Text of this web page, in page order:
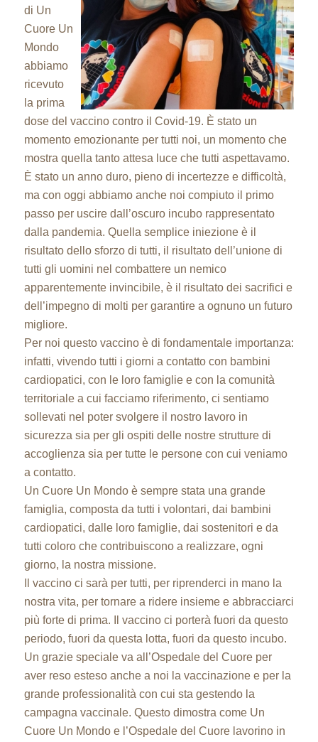
di Un
Cuore Un
Mondo
abbiamo
ricevuto
la prima
dose del vaccino contro il Covid-19. È stato un
momento emozionante per tutti noi, un momento che
mostra quella tanto attesa luce che tutti aspettavamo.
È stato un anno duro, pieno di incertezze e difficoltà,
ma con oggi abbiamo anche noi compiuto il primo
passo per uscire dall’oscuro incubo rappresentato
dalla pandemia. Quella semplice iniezione è il
risultato dello sforzo di tutti, il risultato dell’unione di
tutti gli uomini nel combattere un nemico
apparentemente invincibile, è il risultato dei sacrifici e
dell’impegno di molti per garantire a ognuno un futuro
migliore.
Per noi questo vaccino è di fondamentale importanza:
infatti, vivendo tutti i giorni a contatto con bambini
cardiopatici, con le loro famiglie e con la comunità
territoriale a cui facciamo riferimento, ci sentiamo
sollevati nel poter svolgere il nostro lavoro in
sicurezza sia per gli ospiti delle nostre strutture di
accoglienza sia per tutte le persone con cui veniamo
a contatto.
Un Cuore Un Mondo è sempre stata una grande
famiglia, composta da tutti i volontari, dai bambini
cardiopatici, dalle loro famiglie, dai sostenitori e da
tutti coloro che contribuiscono a realizzare, ogni
giorno, la nostra missione.
Il vaccino ci sarà per tutti, per riprenderci in mano la
nostra vita, per tornare a ridere insieme e abbracciarci
più forte di prima. Il vaccino ci porterà fuori da questo
periodo, fuori da questa lotta, fuori da questo incubo.
Un grazie speciale va all’Ospedale del Cuore per
aver reso esteso anche a noi la vaccinazione e per la
grande professionalità con cui sta gestendo la
campagna vaccinale. Questo dimostra come Un
Cuore Un Mondo e l’Ospedale del Cuore lavorino in